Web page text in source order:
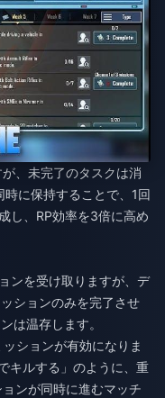
、未完了のタスクは消
に保持することで、1回
し、RP効率を3倍に高め
ンを受け取りますが、デ
ションのみを完了させ
は温存します。
ションが有効になりま
キルする」のように、重
ンが同時に進むマッチ